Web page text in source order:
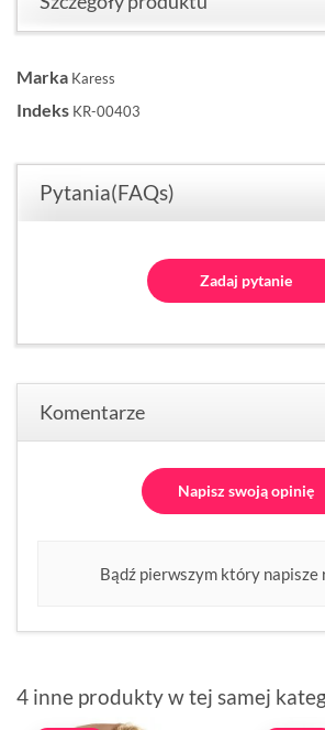
Marka Karess
Indeks KR-00403
Pytania(FAQs)
Zadaj pytanie
Komentarze
Napisz swoją opinię
Bądź pierwszym który napisze
4 inne produkty w tej samej